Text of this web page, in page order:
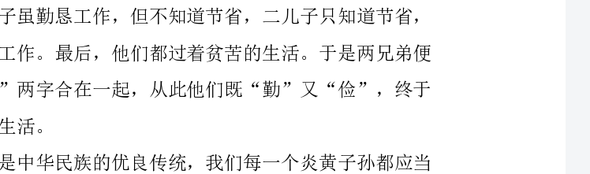
勤俭节约是中华民族的优良传统，我们每一个炎黄子孙都应当